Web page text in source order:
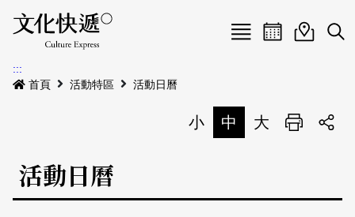
Menu
最新公告
本期專題
活動特區
活動日曆活動地圖
展
:::
首頁
活動特區 活動日曆
小 中 大 列印
活動日曆